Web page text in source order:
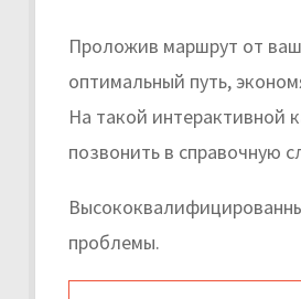
Проложив маршрут от
оптимальный путь,
На такой интерактивной
позвонить в справочную
проблемы.